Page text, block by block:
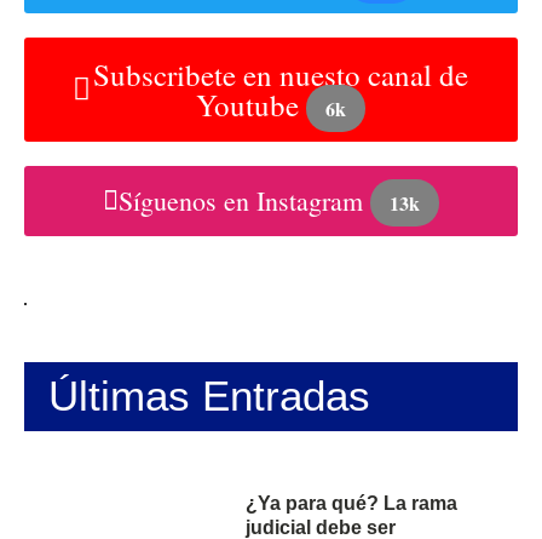
Subscribete en nuesto canal de
Youtube 6k
Síguenos en Instagram 13k
Últimas Entradas
¿Ya para qué? La rama
judicial debe ser